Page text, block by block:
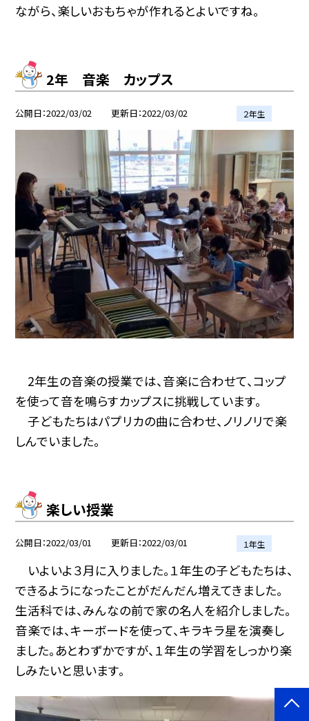
ながら、楽しいおもちゃが作れるとよいですね。
2年 音楽 カップス
公開日 2022/03/02 更新日 2022/03/02 ２年生
2年生の音楽の授業では、音楽に合わせて、コップ
を使って音を鳴らすカップスに挑戦しています。
子どもたちはパプリカの曲に合わせ、ノリノリで楽
しんでいました。
楽しい授業
公開日 2022/03/01 更新日 2022/03/01 １年生
いよいよ３月に入りました。１年生の子どもたちは、
できるようになったことがだんだん増えてきました。
生活科では、みんなの前で家の名人を紹介しました。
音楽では、キーボードを使って、キラキラ星を演奏し
ました。あとわずかですが、１年生の学習をしっかり楽
しみたいと思います。